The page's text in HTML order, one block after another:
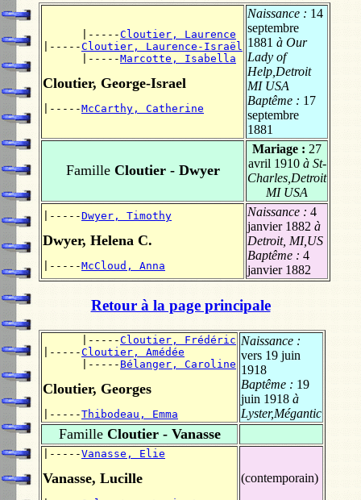
      |-----
Cloutier, Laurence
|-----Cloutier, Laurence-Israël
      |-----
Marcotte, Isabella
Cloutier, George-Israel
|-----McCarthy, Catherine
Naissance : 14
septembre
1881 à Our
Lady of
Help,Detroit
MI USA
Baptême : 17
septembre
1881
FamilleCloutier - Dwyer
Mariage : 27
avril 1910à St-
Charles,Detroit
MI USA
|-----Dwyer, Timothy
Dwyer, Helena C.
|-----McCloud, Anna
Naissance : 4
janvier 1882 à
Detroit, MI,US
Baptême : 4
janvier 1882
Retour à la page principale
      |-----
Cloutier, Frédéric
|-----Cloutier, Amédée
      |-----
Bélanger, Caroline
Cloutier, Georges
|-----Thibodeau, Emma
Naissance :
vers 19 juin
1918
Baptême : 19
juin 1918 à
Lyster,Mégantic
FamilleCloutier - Vanasse
|-----Vanasse, Elie
Vanasse, Lucille (contemporain)